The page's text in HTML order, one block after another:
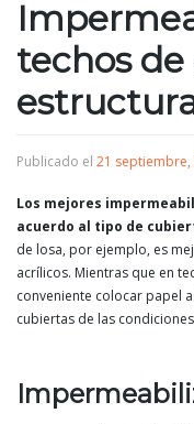
techos
Publicado el 21 septiembre,
Los mejores
acuerdo al tipo de
de losa, por ejemplo, es
acrílicos. Mientras que en
conveniente colocar papel
cubiertas de las